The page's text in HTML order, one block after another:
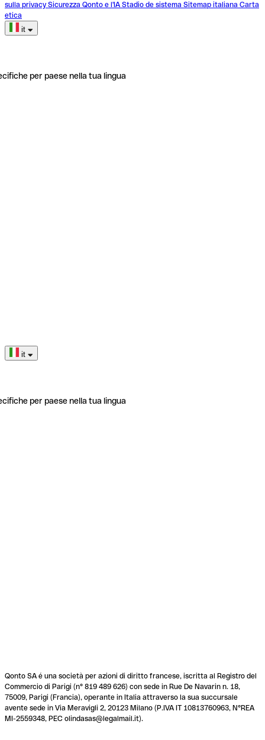
sulla privacy Sicurezza Qonto e l'IA Stadio de sistema Sitemap italiana Carta
etica
it
per paese nella tua lingua
it
per paese nella tua lingua
Qonto SA é una società per azioni di diritto francese, iscritta al Registro del
Commercio di Parigi (n° 819 489 626) con sede in Rue De Navarin n. 18,
75009, Parigi (Francia), operante in Italia attraverso la sua succursale
avente sede in Via Meravigli 2, 20123 Milano (P.IVA IT 10813760963, N°REA
MI-2559348, PEC olindasas@legalmail.it).